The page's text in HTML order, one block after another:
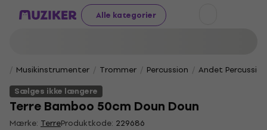
Alle kategorier
Musikinstrumenter Trommer Percussion
Andet Percussion
Sælges ikke længere
Terre Bamboo 50cm Doun Doun
Mærke: TerreProduktkode: 229686